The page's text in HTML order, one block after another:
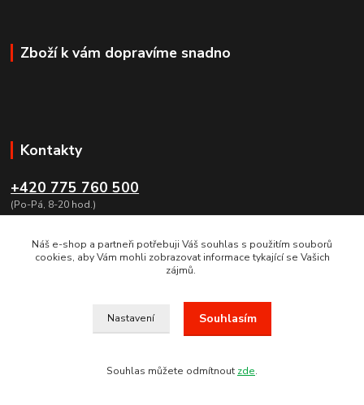
Zboží k vám dopravíme snadno
Kontakty
+420 775 760 500
(Po-Pá, 8-20 hod.)
VE DNECH 25 AŽ 28.2.2022 BUDE PROBÍHAT INVENTURA. VAŠE
OBJEDNÁVKY BUDEME VYŘIZOVAT 1.3.2022.MOŽNOST ZASLÁNÍ
Náš e-shop a partneři potřebuji Váš souhlas s použitím souborů
cookies, aby Vám mohli zobrazovat informace tykající se Vašich
zájmů.
Nastavení Souhlasím
Souhlas můžete odmítnout zde.